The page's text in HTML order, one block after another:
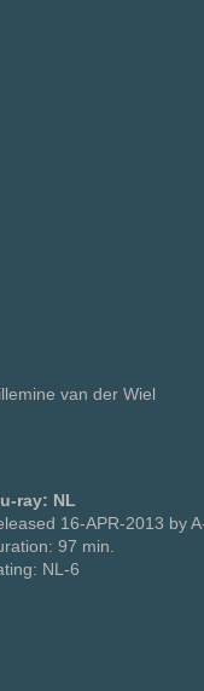
van der Wiel
ray: NL
16-APR-2013 by
97 min.
NL-6